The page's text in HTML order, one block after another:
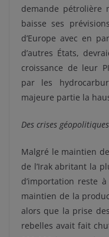
demande pétrolière
baisse ses
d’Europe avec en
d’autres États,
croissance de leur
par les
majeure partie la
Des crises
Malgré le maintien
de l’Irak abritant la
d’importation reste
maintien de la
alors que la prise
rebelles avait fait